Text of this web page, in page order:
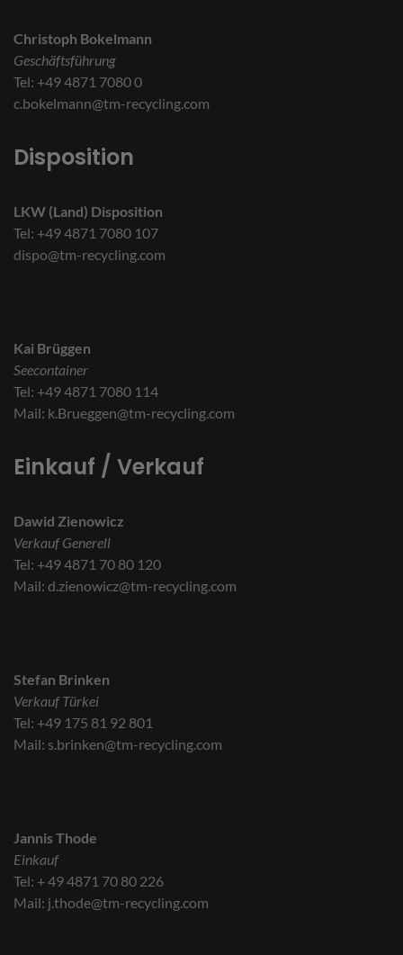
Christoph Bokelmann
Geschäftsführung
Tel: +49 4871 7080 0
c.bokelmann@tm-recycling.com
Disposition
LKW (Land) Disposition
Tel: +49 4871 7080 107
dispo@tm-recycling.com
Kai Brüggen
Seecontainer
Tel: +49 4871 7080 114
Mail: k.Brueggen@tm-recycling.com
Einkauf / Verkauf
Dawid Zienowicz
Verkauf Generell
Tel: +49 4871 70 80 120
Mail: d.zienowicz@tm-recycling.com
Stefan Brinken
Verkauf Türkei
Tel: +49 175 81 92 801
Mail: s.brinken@tm-recycling.com
Jannis Thode
Einkauf
Tel: + 49 4871 70 80 226
Mail: j.thode@tm-recycling.com